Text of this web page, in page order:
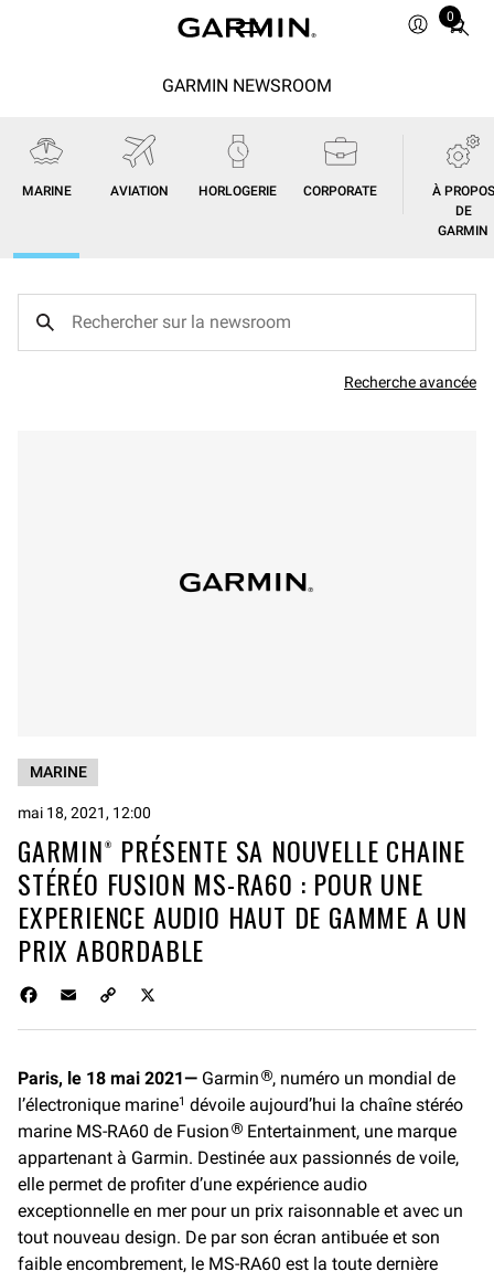
0
Total
GARMIN NEWSROOM
MARINE AVIATION HORLOGERIE CORPORATE
À PROPOS
DE
GARMIN
Recherche avancée
MARINE
mai 18, 2021, 12:00
GARMIN® PRÉSENTE SA NOUVELLE CHAINE
STÉRÉO FUSION MS-RA60 : POUR UNE
EXPERIENCE AUDIO HAUT DE GAMME A UN
PRIX ABORDABLE
b
o
o
k
l
L
i
n
k
Paris, le 18 mai 2021— Garmin ®, numéro un mondial de
l’électronique marine1 dévoile aujourd’hui la chaîne stéréo
marine MS-RA60 de Fusion ® Entertainment, une marque
appartenant à Garmin. Destinée aux passionnés de voile,
elle permet de profiter d’une expérience audio
exceptionnelle en mer pour un prix raisonnable et avec un
tout nouveau design. De par son écran antibuée et son
faible encombrement, le MS-RA60 est la toute dernière